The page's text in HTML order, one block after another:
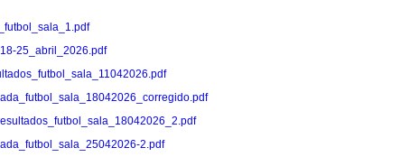
25_abril_2026.pdf
2.pdf